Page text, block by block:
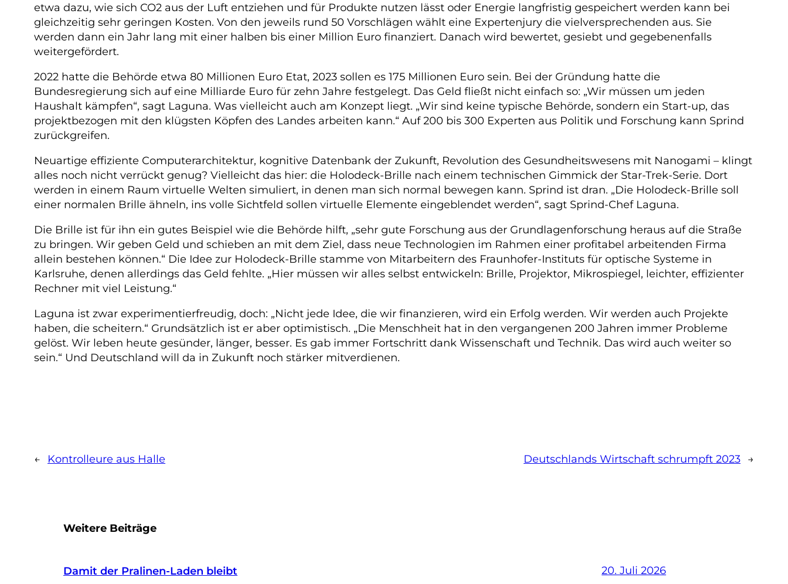
etwa dazu, wie sich CO2 aus der Luft entziehen und für Produkte nutzen lässt oder Energie langfristig gespeichert werden kann bei
gleichzeitig sehr geringen Kosten. Von den jeweils rund 50 Vorschlägen wählt eine Expertenjury die vielversprechenden aus. Sie
werden dann ein Jahr lang mit einer halben bis einer Million Euro finanziert. Danach wird bewertet, gesiebt und gegebenenfalls
weitergefördert.
2022 hatte die Behörde etwa 80 Millionen Euro Etat, 2023 sollen es 175 Millionen Euro sein. Bei der Gründung hatte die
Bundesregierung sich auf eine Milliarde Euro für zehn Jahre festgelegt. Das Geld fließt nicht einfach so: „Wir müssen um jeden
Haushalt kämpfen“, sagt Laguna. Was vielleicht auch am Konzept liegt. „Wir sind keine typische Behörde, sondern ein Start-up, das
projektbezogen mit den klügsten Köpfen des Landes arbeiten kann.“ Auf 200 bis 300 Experten aus Politik und Forschung kann Sprind
zurückgreifen.
Neuartige effiziente Computerarchitektur, kognitive Datenbank der Zukunft, Revolution des Gesundheitswesens mit Nanogami – klingt
alles noch nicht verrückt genug? Vielleicht das hier: die Holodeck-Brille nach einem technischen Gimmick der Star-Trek-Serie. Dort
werden in einem Raum virtuelle Welten simuliert, in denen man sich normal bewegen kann. Sprind ist dran. „Die Holodeck-Brille soll
einer normalen Brille ähneln, ins volle Sichtfeld sollen virtuelle Elemente eingeblendet werden“, sagt Sprind-Chef Laguna.
Die Brille ist für ihn ein gutes Beispiel wie die Behörde hilft, „sehr gute Forschung aus der Grundlagenforschung heraus auf die Straße
zu bringen. Wir geben Geld und schieben an mit dem Ziel, dass neue Technologien im Rahmen einer profitabel arbeitenden Firma
allein bestehen können.“ Die Idee zur Holodeck-Brille stamme von Mitarbeitern des Fraunhofer-Instituts für optische Systeme in
Karlsruhe, denen allerdings das Geld fehlte. „Hier müssen wir alles selbst entwickeln: Brille, Projektor, Mikrospiegel, leichter, effizienter
Rechner mit viel Leistung.“
Laguna ist zwar experimentierfreudig, doch: „Nicht jede Idee, die wir finanzieren, wird ein Erfolg werden. Wir werden auch Projekte
haben, die scheitern.“ Grundsätzlich ist er aber optimistisch. „Die Menschheit hat in den vergangenen 200 Jahren immer Probleme
gelöst. Wir leben heute gesünder, länger, besser. Es gab immer Fortschritt dank Wissenschaft und Technik. Das wird auch weiter so
sein.“ Und Deutschland will da in Zukunft noch stärker mitverdienen.
← Kontrolleure aus Halle Deutschlands Wirtschaft schrumpft 2023 →
Weitere Beiträge
Damit der Pralinen-Laden bleibt 20. Juli 2026